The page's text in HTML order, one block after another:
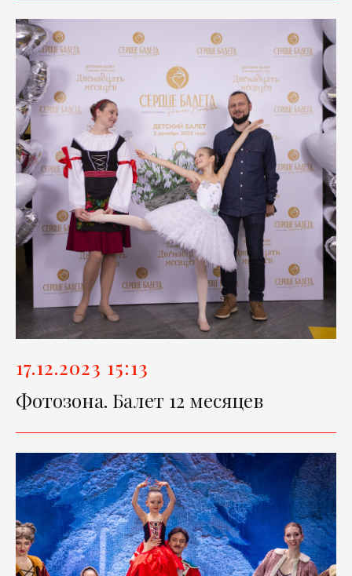
17.12.2023 15:13
Фотозона. Балет 12 месяцев